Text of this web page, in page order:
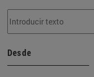
Desde